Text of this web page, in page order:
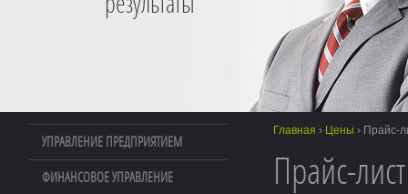
Главная › Цены › Прайс-
Прайс-
УПРАВЛЕНИЕ ПРЕДПРИЯТИЕМ
ФИНАНСОВОЕ УПРАВЛЕНИЕ